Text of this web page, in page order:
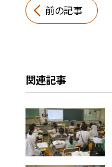
前の記事
関連記事